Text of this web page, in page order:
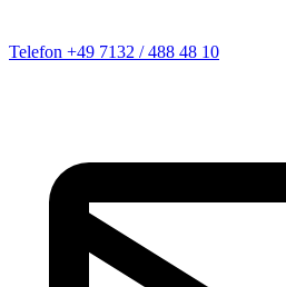
Telefon +49 7132 / 488 48 10